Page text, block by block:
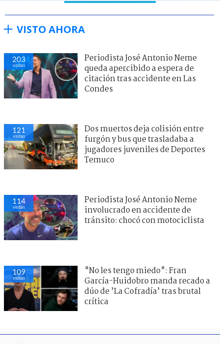
VISTO AHORA
203
visitas
Periodista José Antonio Neme
queda apercibido a espera de
citación tras accidente en Las
Condes
121
visitas
Dos muertos deja colisión entre
furgón y bus que trasladaba a
jugadores juveniles de Deportes
Temuco
114
visitas
Periodista José Antonio Neme
involucrado en accidente de
tránsito: chocó con motociclista
109
visitas
"No les tengo miedo": Fran
García-Huidobro manda recado a
dúo de ’La Cofradía’ tras brutal
crítica